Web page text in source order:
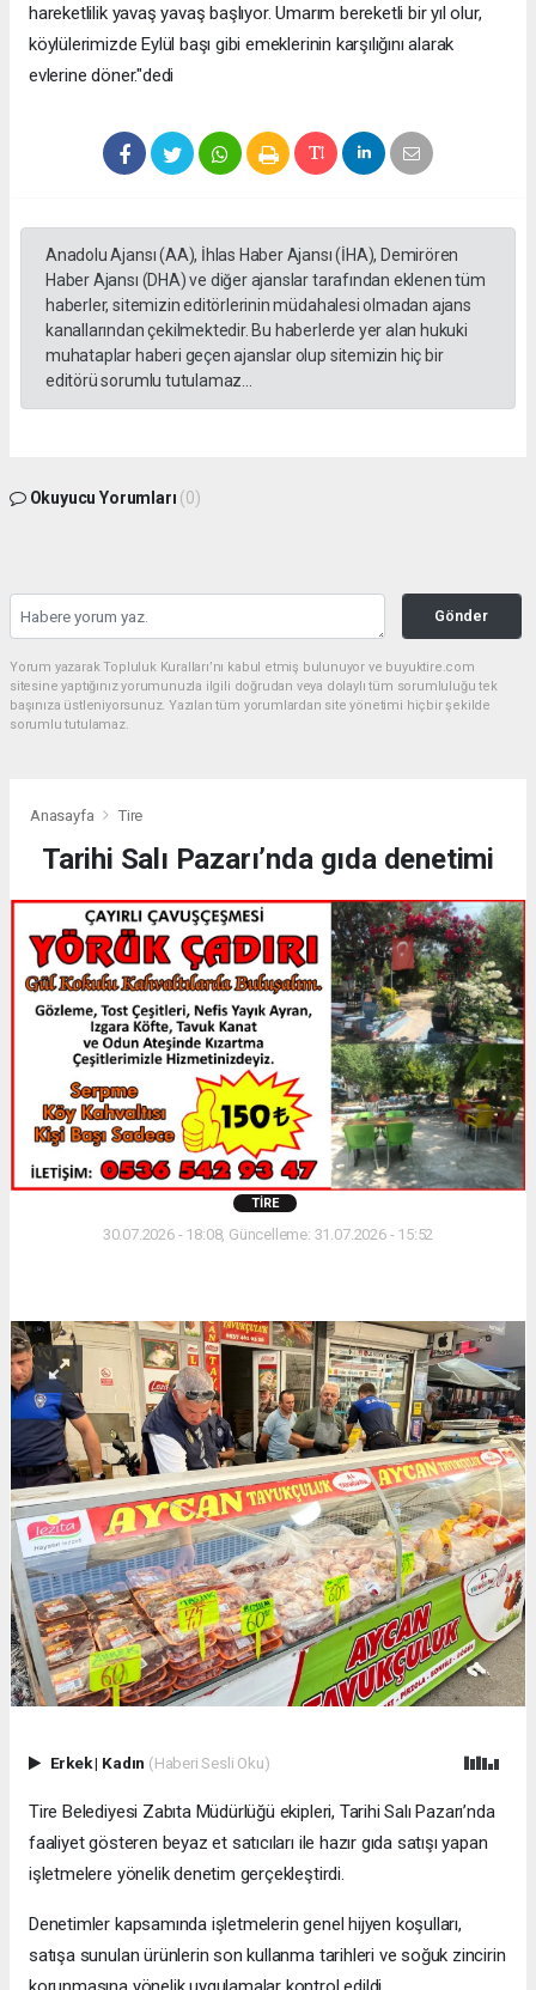
hareketlilik yavaş yavaş başlıyor. Umarım bereketli bir yıl olur,
köylülerimizde Eylül başı gibi emeklerinin karşılığını alarak
evlerine döner."dedi
Anadolu Ajansı (AA), İhlas Haber Ajansı (İHA), Demirören
Haber Ajansı (DHA) ve diğer ajanslar tarafından eklenen tüm
haberler, sitemizin editörlerinin müdahalesi olmadan ajans
kanallarından çekilmektedir. Bu haberlerde yer alan hukuki
muhataplar haberi geçen ajanslar olup sitemizin hiç bir
editörü sorumlu tutulamaz...
Okuyucu Yorumları (0)
Gönder
Yorum yazarak Topluluk Kuralları’nı kabul etmiş bulunuyor ve buyuktire.com
sitesine yaptığınız yorumunuzla ilgili doğrudan veya dolaylı tüm sorumluluğu tek
başınıza üstleniyorsunuz. Yazılan tüm yorumlardan site yönetimi hiçbir şekilde
sorumlu tutulamaz.
Anasayfa Tire
Tarihi Salı Pazarı’nda gıda denetimi
TIRE
30.07.2026 - 18:08, Güncelleme: 31.07.2026 - 15:52
Erkek| Kadın (Haberi Sesli Oku)
Tire Belediyesi Zabıta Müdürlüğü ekipleri, Tarihi Salı Pazarı’nda
faaliyet gösteren beyaz et satıcıları ile hazır gıda satışı yapan
işletmelere yönelik denetim gerçekleştirdi.
Denetimler kapsamında işletmelerin genel hijyen koşulları,
satışa sunulan ürünlerin son kullanma tarihleri ve soğuk zincirin